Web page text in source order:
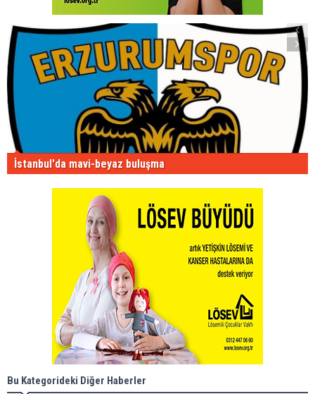
İstanbul'da mavi-beyaz buluşma
Bu Kategorideki Diğer Haberler